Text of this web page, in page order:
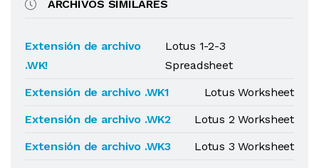
ARCHIVOS SIMILARES
Extensión de archivo
.WK!
Lotus 1-2-3
Spreadsheet
Extensión de archivo .WK1
Lotus Worksheet
Extensión de archivo .WK2
Lotus 2 Worksheet
Extensión de archivo .WK3
Lotus 3 Worksheet